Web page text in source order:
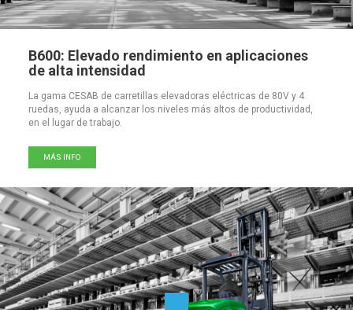
B600: Elevado rendimiento en aplicaciones
de alta intensidad
La gama CESAB de carretillas elevadoras eléctricas de 80V y 4
ruedas, ayuda a alcanzar los niveles más altos de productividad,
en el lugar de trabajo.
MÁS INFO